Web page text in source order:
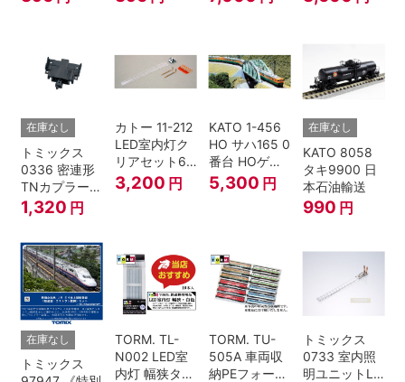
ハ52-100用)
(SP・グレ
転台側) 鉄道
模型 Nゲージ
ふるさと」 2
6000系 白帯
nゲージ
在庫なし
トミックス
0336 密連形
TNカプラー
(6個・SP・
黒)
1,320 円
カトー 11-212
LED室内灯ク
リアセット6
入 Nゲージ
3,200 円
KATO 1-456
HO サハ165 0
番台 HOゲー
ジ
5,300 円
在庫なし
KATO 8058
タキ9900 日
本石油輸送
990 円
在庫なし
トミックス
TORM. TL-
N002 LED室
内灯 幅狭タイ
TORM. TU-
505A 車両収
納PEフォーム
トミックス
0733 室内照
明ユニットLC